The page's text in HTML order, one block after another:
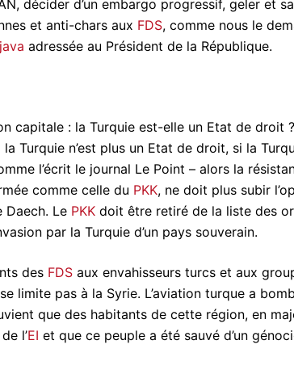
décider d’un embargo progressif, geler et
et anti-chars aux FDS, comme nous le
adressée au Président de la République.
capitale : la Turquie est-elle un Etat de droit
Turquie n’est plus un Etat de droit, si la
l’écrit le journal Le Point – alors la
comme celle du PKK, ne doit plus subir
Daech. Le PKK doit être retiré de la liste des
par la Turquie d’un pays souverain.
des FDS aux envahisseurs turcs et aux
limite pas à la Syrie. L’aviation turque a
que des habitants de cette région, en
l’EI et que ce peuple a été sauvé d’un